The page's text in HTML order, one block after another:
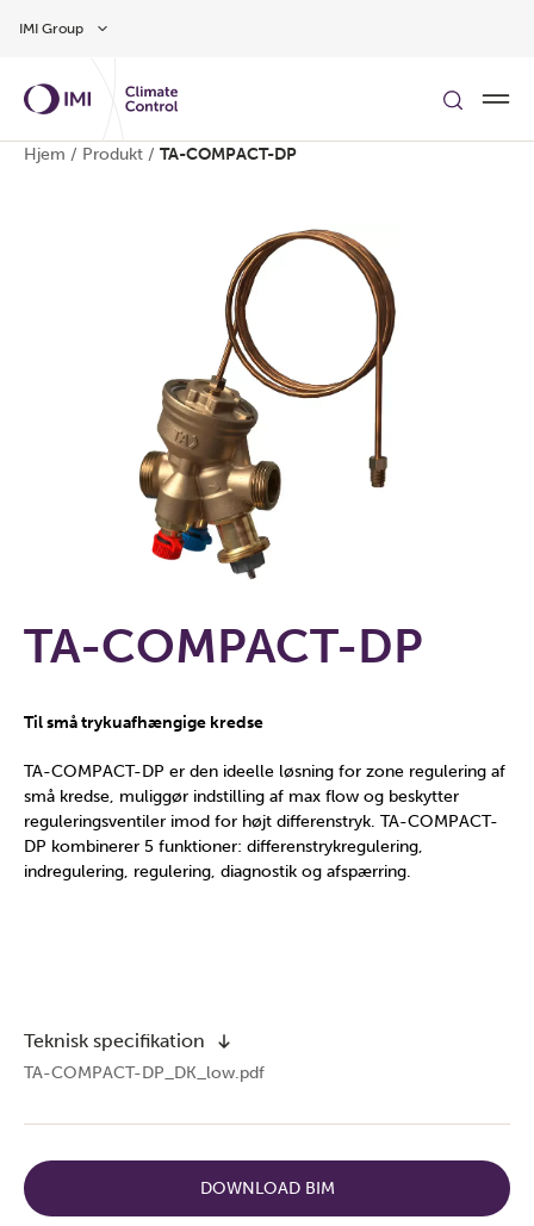
IMI Group
Hjem / Produkt / TA-COMPACT-DP
TA-COMPACT-DP
Til små trykuafhængige kredse
TA-COMPACT-DP er den ideelle løsning for zone regulering af
små kredse, muliggør indstilling af max flow og beskytter
reguleringsventiler imod for højt differenstryk. TA-COMPACT-
DP kombinerer 5 funktioner: differenstrykregulering,
indregulering, regulering, diagnostik og afspærring.
Teknisk specifikation
TA-COMPACT-DP_DK_low.pdf
DOWNLOAD BIM